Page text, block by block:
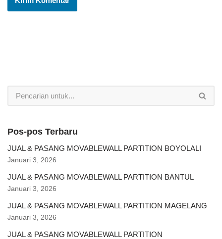
Pos-pos Terbaru
JUAL & PASANG MOVABLEWALL PARTITION BOYOLALI
Januari 3, 2026
JUAL & PASANG MOVABLEWALL PARTITION BANTUL
Januari 3, 2026
JUAL & PASANG MOVABLEWALL PARTITION MAGELANG
Januari 3, 2026
JUAL & PASANG MOVABLEWALL PARTITION